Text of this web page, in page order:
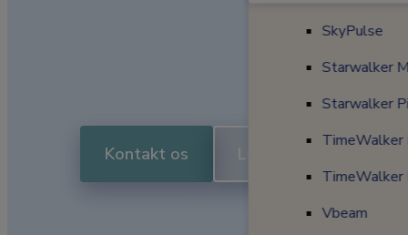
SkyPulse
Starwalker
Starwalker
TimeWalker
TimeWalker
Vbeam
Picoway
SkyPulse
Starwalker
Starwalker
TimeWalker
TimeWalker
Kontakt os